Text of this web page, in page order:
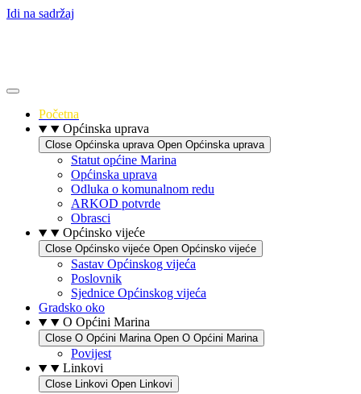
Idi na sadržaj
Početna
Općinska uprava
Close Općinska uprava Open Općinska uprava
Statut općine Marina
Općinska uprava
Odluka o komunalnom redu
ARKOD potvrde
Obrasci
Općinsko vijeće
Close Općinsko vijeće Open Općinsko vijeće
Sastav Općinskog vijeća
Poslovnik
Sjednice Općinskog vijeća
Gradsko oko
O Općini Marina
Close O Općini Marina Open O Općini Marina
Povijest
Linkovi
Close Linkovi Open Linkovi